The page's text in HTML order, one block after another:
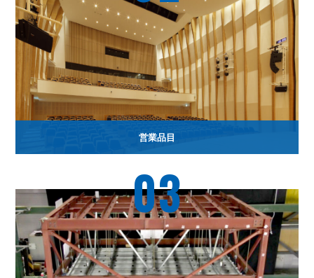
営業品目
03